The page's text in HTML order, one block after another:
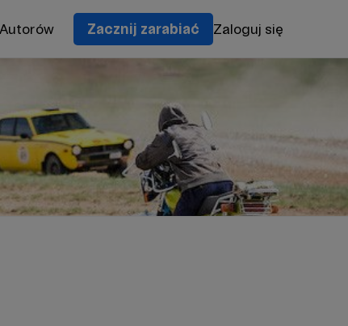
Zacznij zarabiać Zaloguj się